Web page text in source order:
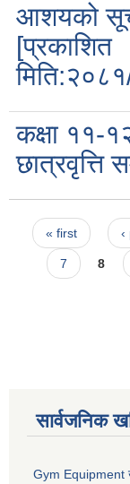
आशयको
[प्रकाशित
कक्षा ११-
छात्रवृत्ति
Pages
« first
7 8
सार्वजनिक
Gym Equipment